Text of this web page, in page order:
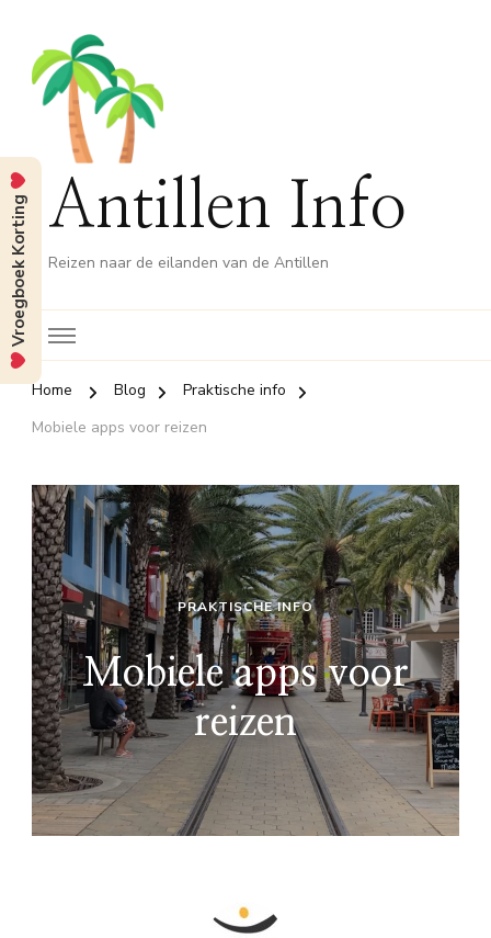
Antillen Info
Reizen naar de eilanden van de Antillen
Home Blog
Praktische info
Mobiele apps voor reizen
PRAKTISCHE INFO
Mobiele apps voor
reizen
Vroegboek Korting